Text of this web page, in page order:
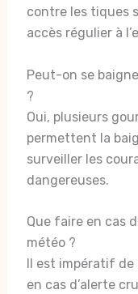
contre les tiques
accès régulier à
Peut-on se
?
Oui, plusieurs
permettent la
surveiller les
dangereuses.
Que faire en cas
météo ?
Il est impératif
en cas d’alerte